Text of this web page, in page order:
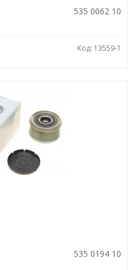
535 0062 10
Код: 13559-1
535 0194 10